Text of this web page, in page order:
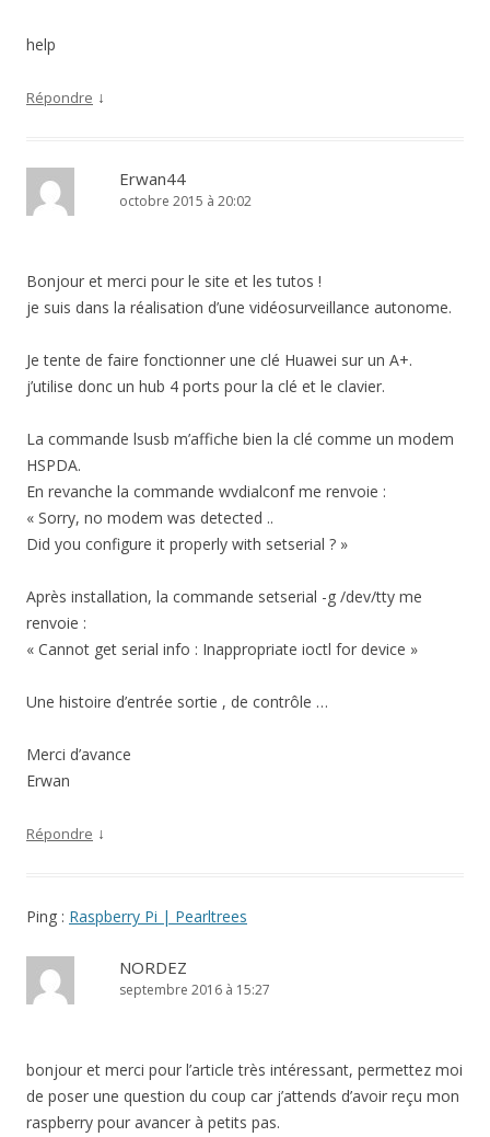
help
Répondre ↓
Erwan44
octobre 2015 à 20:02
Bonjour et merci pour le site et les tutos !
je suis dans la réalisation d’une vidéosurveillance autonome.
Je tente de faire fonctionner une clé Huawei sur un A+.
j’utilise donc un hub 4 ports pour la clé et le clavier.
La commande lsusb m’affiche bien la clé comme un modem
HSPDA.
En revanche la commande wvdialconf me renvoie :
« Sorry, no modem was detected ..
Did you configure it properly with setserial ? »
Après installation, la commande setserial -g /dev/tty me
renvoie :
« Cannot get serial info : Inappropriate ioctl for device »
Une histoire d’entrée sortie , de contrôle …
Merci d’avance
Erwan
Répondre ↓
Ping : Raspberry Pi | Pearltrees
NORDEZ
septembre 2016 à 15:27
bonjour et merci pour l’article très intéressant, permettez moi
de poser une question du coup car j’attends d’avoir reçu mon
raspberry pour avancer à petits pas.